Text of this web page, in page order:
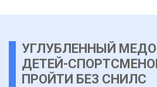
УГЛУБЛЕННЫЙ
ДЕТЕЙ-
ПРОЙТИ БЕЗ СНИЛС